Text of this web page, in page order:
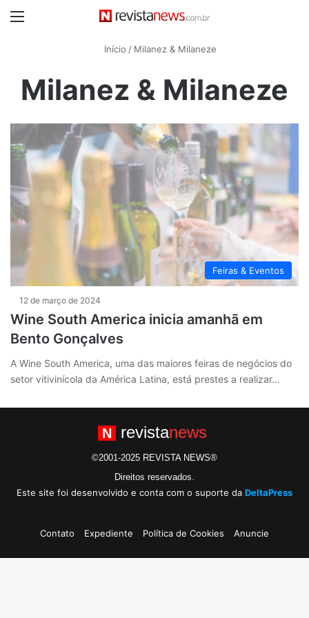
Início / Milanez & Milaneze
Milanez & Milaneze
Feiras & Eventos
12 de março de 2024
Wine South America inicia amanhã em
Bento Gonçalves
A Wine South America, uma das maiores feiras de negócios do
setor vitivinícola da América Latina, está prestes a realizar…
N revistanews
©2001-2025 REVISTA NEWS®
Direitos reservados.
Este site foi desenvolvido e conta com o suporte da DeltaPress
Contato Expediente Política de Cookies Anuncie